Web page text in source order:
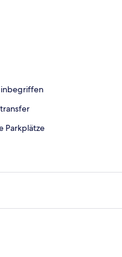
inbegriffen
Parkplätze